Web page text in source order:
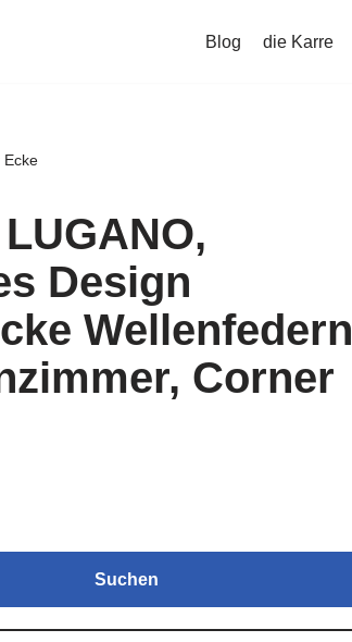
Blog die Karre
Ecke
Design
Corner
Suchen